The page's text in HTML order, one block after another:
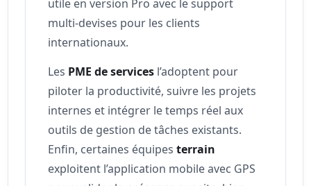
utile en version Pro avec le support
multi-devises pour les clients
internationaux.
Les PME de services l’adoptent pour
piloter la productivité, suivre les projets
internes et intégrer le temps réel aux
outils de gestion de tâches existants.
Enfin, certaines équipesterrain
exploitent l’application mobile avec GPS